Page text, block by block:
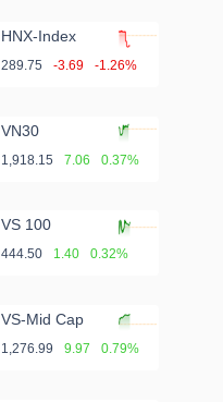
HNX-Index
289.75 -3.69 -1.26%
VN30
1,918.15 7.06 0.37%
VS 100
444.50 1.40 0.32%
VS-Mid Cap
1,276.99 9.97 0.79%